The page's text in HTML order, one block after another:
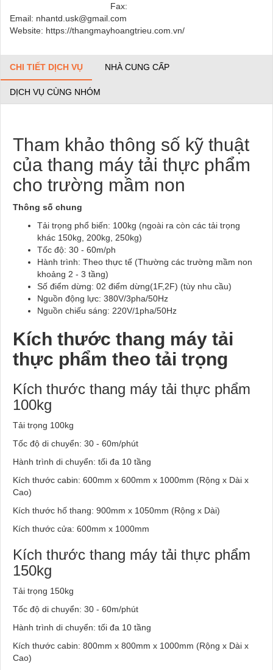
Fax:
Email: nhantd.usk@gmail.com
Website: https://thangmayhoangtrieu.com.vn/
CHI TIẾT DỊCH VỤ NHÀ CUNG CẤP
DỊCH VỤ CÙNG NHÓM
Tham khảo thông số kỹ thuật
của thang máy tải thực phẩm
cho trường mầm non
Thông số chung
Tải trọng phổ biến: 100kg (ngoài ra còn các tải trọng
khác 150kg, 200kg, 250kg)
Tốc độ: 30 - 60m/ph
Hành trình: Theo thực tế (Thường các trường mầm non
khoảng 2 - 3 tầng)
Số điểm dừng: 02 điểm dừng(1F,2F) (tùy nhu cầu)
Nguồn động lực: 380V/3pha/50Hz
Nguồn chiếu sáng: 220V/1pha/50Hz
Kích thước thang máy tải
thực phẩm theo tải trọng
Kích thước thang máy tải thực phẩm
100kg
Tải trọng 100kg
Tốc độ di chuyển: 30 - 60m/phút
Hành trình di chuyển: tối đa 10 tầng
Kích thước cabin: 600mm x 600mm x 1000mm (Rộng x Dài x
Cao)
Kích thước hố thang: 900mm x 1050mm (Rộng x Dài)
Kích thước cửa: 600mm x 1000mm
Kích thước thang máy tải thực phẩm
150kg
Tải trọng 150kg
Tốc độ di chuyển: 30 - 60m/phút
Hành trình di chuyển: tối đa 10 tầng
Kích thước cabin: 800mm x 800mm x 1000mm (Rộng x Dài x
Cao)